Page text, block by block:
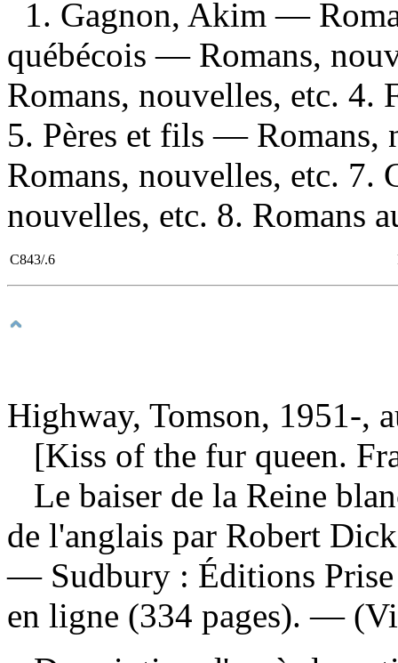
1. Gagnon, Akim —
québécois — Romans,
Romans, nouvelles, etc. 4.
5. Pères et fils — Romans,
Romans, nouvelles, etc.
nouvelles, etc. 8. Romans
C843/.6
Highway, Tomson, 1951-,
[Kiss of the fur queen.
Le baiser de la Reine
de l'anglais par Robert
— Sudbury : Éditions
en ligne (334 pages). —